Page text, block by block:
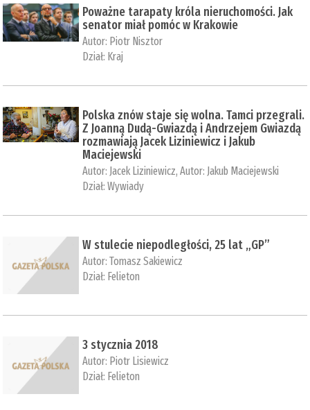
Poważne tarapaty króla nieruchomości. Jak
senator miał pomóc w Krakowie
Autor: Piotr Nisztor
Dział: Kraj
Polska znów staje się wolna. Tamci przegrali.
Z Joanną Dudą-Gwiazdą i Andrzejem Gwiazdą
rozmawiają Jacek Liziniewicz i Jakub
Maciejewski
Autor: Jacek Liziniewicz, Autor: Jakub Maciejewski
Dział:Wywiady
W stulecie niepodległości, 25 lat „GP”
Autor:Tomasz Sakiewicz
Dział: Felieton
3 stycznia 2018
Autor: Piotr Lisiewicz
Dział: Felieton